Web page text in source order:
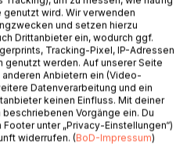
gleich alle Nüsse und
damit man immer
ja herzerwärmende
Kindern auf liebevolle
können. Sie wird
Reime unterstützt, die
zu vermitteln.
wird. Wir verwenden
und setzen hierzu
Drittanbieter ein, wodurch ggf.
Tracking-Pixel, IP-Adressen
werden. Auf unserer Seite
Anbietern ein (Video-
Datenverarbeitung und ein
keinen Einfluss. Mit deiner
Vorgänge ein. Du
unter „Privacy-Einstellungen“)
widerrufen. (BoD-Impressum)